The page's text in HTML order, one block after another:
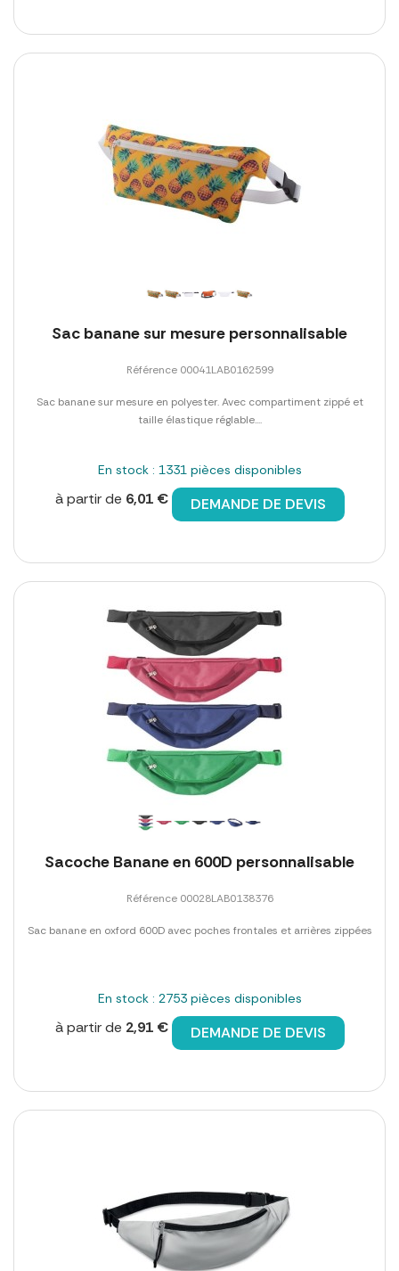
Sac banane sur mesure personnalisable
Référence 00041LAB0162599
Sac banane sur mesure en polyester. Avec compartiment zippé et
taille élastique réglable....
En stock : 1331 pièces disponibles
à partir de 6,01 € DEMANDE DE DEVIS
Sacoche Banane en 600D personnalisable
Référence 00028LAB0138376
Sac banane en oxford 600D avec poches frontales et arrières zippées
En stock : 2753 pièces disponibles
à partir de 2,91 € DEMANDE DE DEVIS